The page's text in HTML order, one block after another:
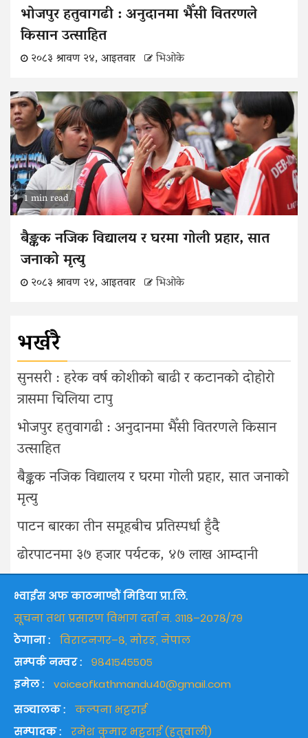
भोजपुर हतुवागढी : अनुदानमा भैँसी वितरणले
किसान उत्साहित
२०८३ श्रावण २४, आइतवार भिओके
1 min read
बैङ्कक नजिक विद्यालय र घरमा गोली प्रहार, सात
जनाको मृत्यु
२०८३ श्रावण २४, आइतवार भिओके
भर्खरै
सुनसरी : हरेक वर्ष कोशीको बाढी र कटानको दोहोरो
त्रासमा चिलिया टापु
भोजपुर हतुवागढी : अनुदानमा भैँसी वितरणले किसान
उत्साहित
बैङ्कक नजिक विद्यालय र घरमा गोली प्रहार, सात जनाको
मृत्यु
पाटन बारका तीन समूहबीच प्रतिस्पर्धा हुँदै
ढोरपाटनमा ३७ हजार पर्यटक, ४७ लाख आम्दानी
भ्वाईस अफ काठमाण्डौं मिडिया प्रा.लि.
सूचना तथा प्रसारण विभाग दर्ता नं. ३११८–२०७८/७९
ठेगाना :
विराटनगर–८, मोरङ, नेपाल
सम्पर्क नम्वर :
९८४१५४५५०५
इमेल :
voiceofkathmandu40@gmail.com
सञ्चालक :
कल्पना भट्टराई
सम्पादक :
रमेश कुमार भट्टराई (हतुवाली)